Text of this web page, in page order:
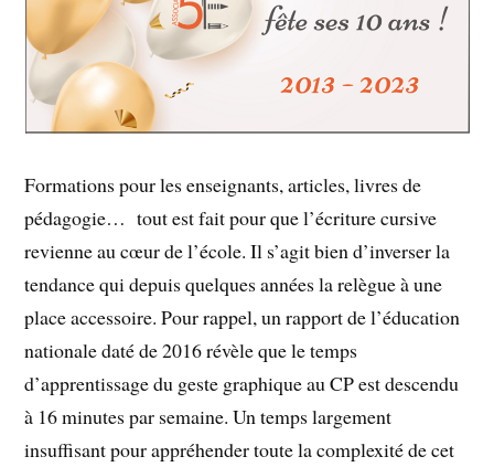
Formations pour les enseignants, articles, livres de
pédagogie… tout est fait pour que l’écriture cursive
revienne au cœur de l’école. Il s’agit bien d’inverser la
tendance qui depuis quelques années la relègue à une
place accessoire. Pour rappel, un rapport de l’éducation
nationale daté de 2016 révèle que le temps
d’apprentissage du geste graphique au CP est descendu
à 16 minutes par semaine. Un temps largement
insuffisant pour appréhender toute la complexité de cet